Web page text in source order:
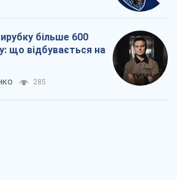
більше 600
що відбувається на
285